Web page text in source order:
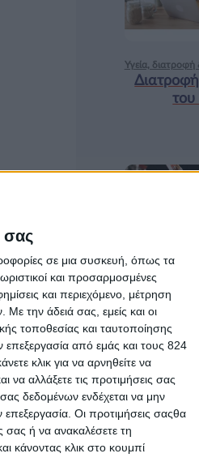
σας
σε μια συσκευή, όπως τα
και προσαρμοσμένες
και περιεχόμενο, μέτρηση
Με την άδειά σας, εμείς και οι
τοποθεσίας και ταυτοποίησης
από εμάς και τους 824
κλικ για να αρνηθείτε να
αλλάξετε τις προτιμήσεις σας
δεδομένων ενδέχεται να μην
επεξεργασία. Οι προτιμήσεις σαςθα
σας ή να ανακαλέσετε τη
κάνοντας κλικ στο κουμπί
Υγεία,
του
Ισορροπημένη
& lifestyle
trends”: